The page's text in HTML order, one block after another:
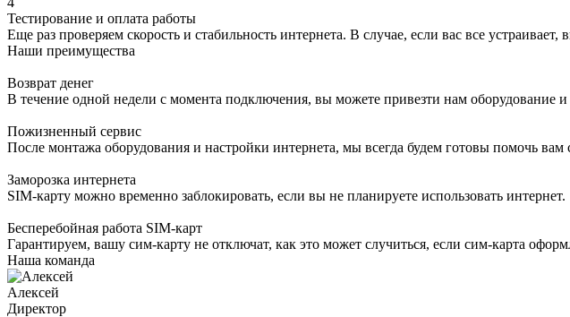
Тестирование и оплата работы
Еще раз проверяем скорость и стабильность интернета. В случае, если вас все
Наши преимущества
Возврат денег
В течение одной недели с момента подключения, вы можете привезти нам оборудование
Пожизненный сервис
После монтажа оборудования и настройки интернета, мы всегда будем готовы помочь
Заморозка интернета
SIM-карту можно временно заблокировать, если вы не планируете использовать интернет.
Бесперебойная работа SIM-карт
Гарантируем, вашу сим-карту не отключат, как это может случиться, если сим-карта
Наша команда
Алексей
Директор